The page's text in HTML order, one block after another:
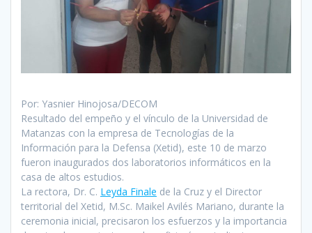
Por: Yasnier Hinojosa/DECOM
Resultado del empeño y el vínculo de la Universidad de
Matanzas con la empresa de Tecnologías de la
Información para la Defensa (Xetid), este 10 de marzo
fueron inaugurados dos laboratorios informáticos en la
casa de altos estudios.
La rectora, Dr. C. Leyda Finale de la Cruz y el Director
territorial del Xetid, M.Sc. Maikel Avilés Mariano, durante la
ceremonia inicial, precisaron los esfuerzos y la importancia